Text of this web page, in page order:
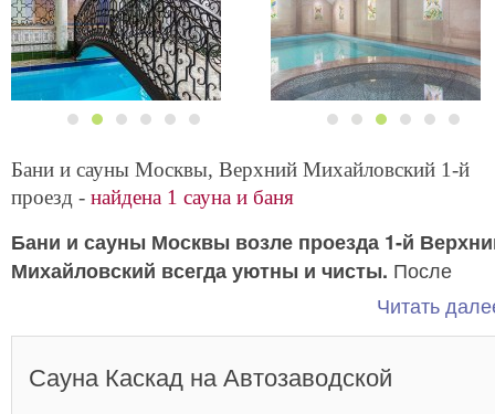
Бани и сауны Москвы, Верхний Михайловский 1-й
проезд - найдена 1 сауна и баня
Бани и сауны Москвы возле проезда 1-й
Михайловский всегда уютны и чисты. После
каждого сеанса бассейн, санузел и помещение
парилки подвергается тщательной обработке,
Читать
Сауна Каскад на Автозаводской